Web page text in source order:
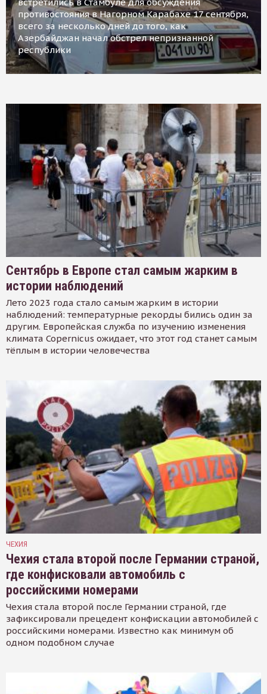
противостояния в Нагорном Карабахе 17 сентября,
всего за несколько дней до того, как
Азербайджан начал обстрел непризнанной
республики
Сентябрь в Европе стал самым жарким в
истории наблюдений
Лето 2023 года стало самым жарким в истории
наблюдений: температурные рекорды бились один за
другим. Европейская служба по изучению изменения
климата Copernicus ожидает, что этот год станет самым
тёплым в истории человечества
ЧЕХИЯ
Чехия стала второй после Германии страной,
где конфисковали автомобиль с
российскими номерами
Чехия стала второй после Германии страной, где
зафиксировали прецедент конфискации автомобилей с
российскими номерами. Известно как минимум об
одном подобном случае